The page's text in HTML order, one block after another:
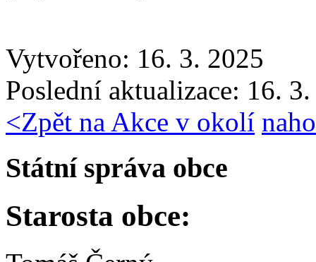
Vytvořeno: 16. 3. 2025
Poslední aktualizace: 16.
<Zpět na Akce v okolí
Státní správa obce
Starosta obce: